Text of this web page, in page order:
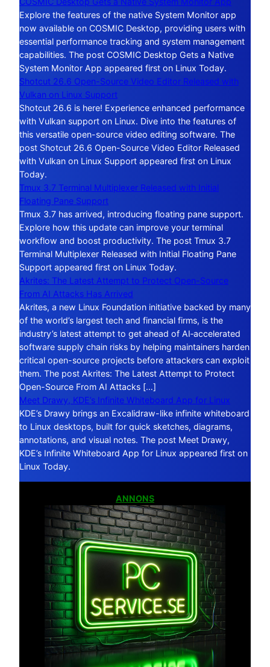
Explore the features of the native System Monitor app
now available on COSMIC Desktop, providing users with
essential performance tracking and system management
capabilities. The post COSMIC Desktop Gets a Native
System Monitor App appeared first on Linux Today.
Shotcut 26.6 Open-Source Video Editor Released with
Vulkan on Linux Support
Shotcut 26.6 is here! Experience enhanced performance
with Vulkan support on Linux. Dive into the features of
this versatile open-source video editing software. The
post Shotcut 26.6 Open-Source Video Editor Released
with Vulkan on Linux Support appeared first on Linux
Today.
Tmux 3.7 Terminal Multiplexer Released with Initial
Floating Pane Support
Tmux 3.7 has arrived, introducing floating pane support.
Explore how this update can improve your terminal
workflow and boost productivity. The post Tmux 3.7
Terminal Multiplexer Released with Initial Floating Pane
Support appeared first on Linux Today.
Akrites: The Latest Attempt to Protect Open-Source
From AI Attacks Has Arrived
Akrites, a new Linux Foundation initiative backed by many
of the world’s largest tech and financial firms, is the
industry’s latest attempt to get ahead of AI‑accelerated
software supply chain risks by helping maintainers harden
critical open-source projects before attackers can exploit
them. The post Akrites: The Latest Attempt to Protect
Open-Source From AI Attacks […]
Meet Drawy, KDE’s Infinite Whiteboard App for Linux
KDE’s Drawy brings an Excalidraw-like infinite whiteboard
to Linux desktops, built for quick sketches, diagrams,
annotations, and visual notes. The post Meet Drawy,
KDE’s Infinite Whiteboard App for Linux appeared first on
Linux Today.
ANNONS